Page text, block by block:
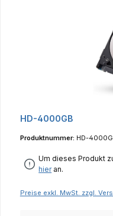
HD-4000GB
Produktnummer: HD-
Um dieses Produkt
hieran.
Preise exkl. MwSt. zzgl.